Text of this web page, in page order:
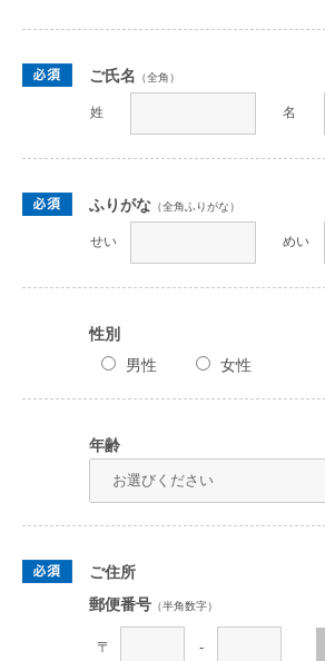
ご氏名 （全角）
姓 名
ふりがな （全角ふりがな）
せい めい
性別
男性
女性
年齢
ご住所
郵便番号 （半角数字）
〒 -